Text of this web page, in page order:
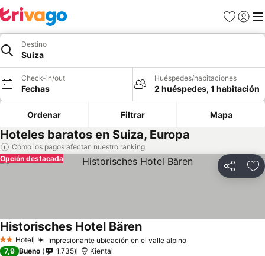
Favoritos
Iniciar
Destino
Suiza
Check-in/out
Fechas
Huéspedes/habitaciones
2 huéspedes, 1 habitación
Ordenar Filtrar Mapa
Hoteles baratos en Suiza, Europa
Cómo los pagos afectan nuestro ranking
Compartir
Opción destacada
2 Estrellas
Hotel Impresionante ubicación en el valle alpinoVer precios
Historisches Hotel BärenVer precios
7,9 Bueno 1.735 Kiental